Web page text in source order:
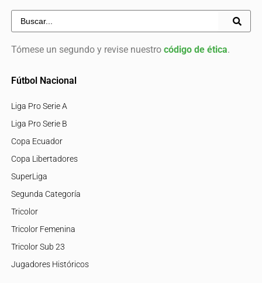
Tómese un segundo y revise nuestro código de ética.
Fútbol Nacional
Liga Pro Serie A
Liga Pro Serie B
Copa Ecuador
Copa Libertadores
SuperLiga
Segunda Categoría
Tricolor
Tricolor Femenina
Tricolor Sub 23
Jugadores Históricos